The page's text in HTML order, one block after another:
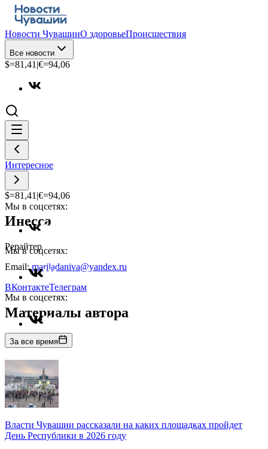
Новости ЧувашииО здоровьеПроисшествия
Все новости
$=81,41 |€=94,06
Интересное
$=81,41 |€=94,06
Мы в соцсетях:
Мы в соцсетях:
Мы в соцсетях:
Инесса
Рерайтер
Email: mariladaniva@yandex.ru
ВКонтактеТелеграм
Материалы автора
За все время
Власти Чувашии рассказали на каких площадках пройдет
День Республики в 2026 году